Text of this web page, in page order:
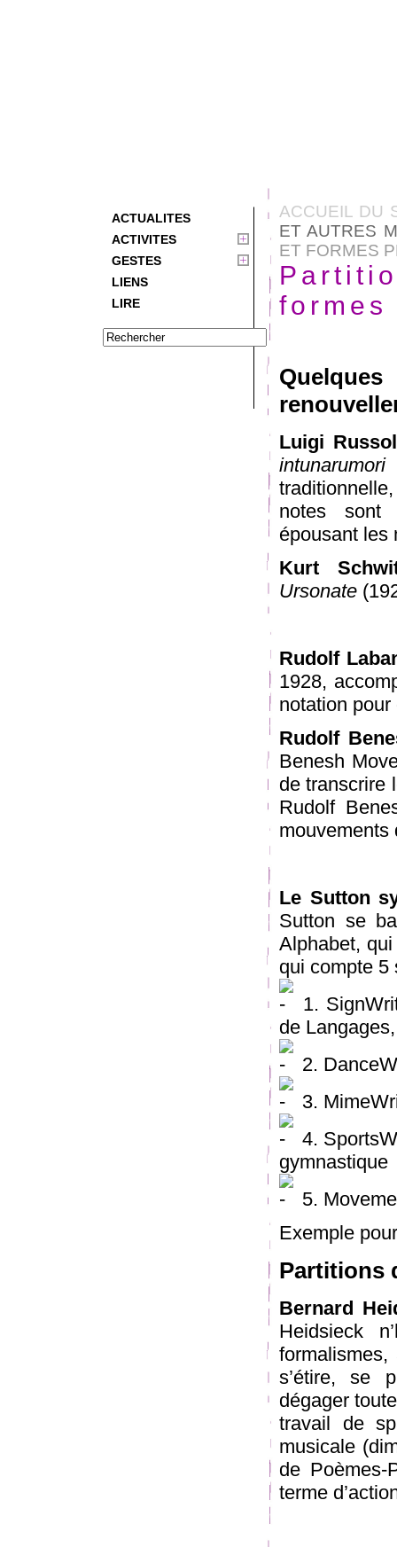
ACTUALITES
ACTIVITES
GESTES
LIENS
LIRE
ACCUEIL DU
ET AUTRES
ET FORMES
Luigi
notes sont
épousant les
Kurt
Ursonate
Rudolf
1928,
notation
Rudolf
Benesh
de transcrire
Rudolf
mouvements
Le Sutton
Sutton se
Alphabet,
qui compte 5
1.
de Langages,
2.
3.
4.
gymnastique
5.
Exemple
Partitions
Bernard
Heidsieck
s’étire, se
dégager
travail de
musicale
de Poèmes-
terme